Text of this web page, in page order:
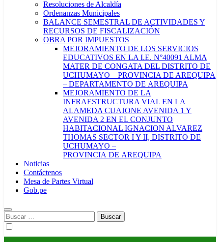
Resoluciones de Alcaldía
Ordenanzas Municipales
BALANCE SEMESTRAL DE ACTIVIDADES Y
RECURSOS DE FISCALIZACIÓN
OBRA POR IMPUESTOS
MEJORAMIENTO DE LOS SERVICIOS
EDUCATIVOS EN LA I.E. N°40091 ALMA
MATER DE CONGATA DEL DISTRITO DE
UCHUMAYO – PROVINCIA DE AREQUIPA
– DEPARTAMENTO DE AREQUIPA
MEJORAMIENTO DE LA
INFRAESTRUCTURA VIAL EN LA
ALAMEDA CUAJONE AVENIDA 1 Y
AVENIDA 2 EN EL CONJUNTO
HABITACIONAL IGNACION ALVAREZ
THOMAS SECTOR I Y II, DISTRITO DE
UCHUMAYO –
PROVINCIA DE AREQUIPA
Noticias
Contáctenos
Mesa de Partes Virtual
Gob.pe
Buscar: